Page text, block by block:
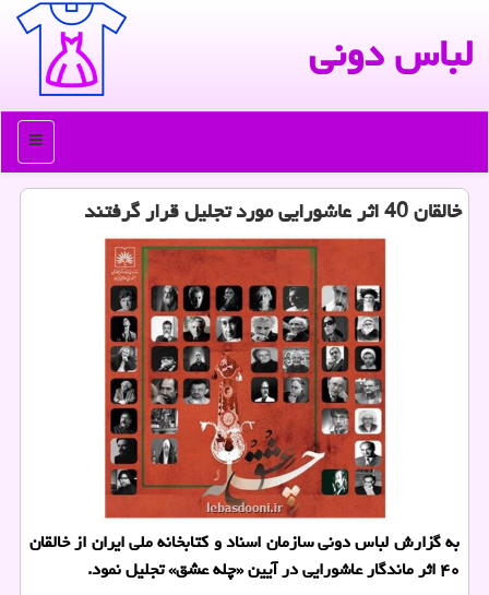
لباس دونی
منو
خالقان 40 اثر عاشورایی مورد تجلیل قرار گرفتند
به گزارش لباس دونی سازمان اسناد و كتابخانه ملی ایران از خالقان
۴۰ اثر ماندگار عاشورایی در آیین «چله عشق» تجلیل نمود.